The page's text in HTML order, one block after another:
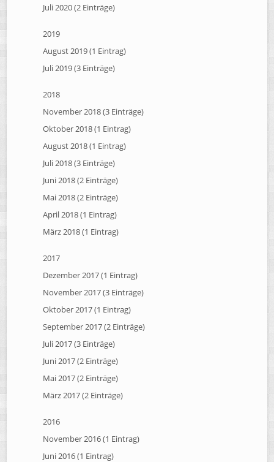
Juli 2020 (2 Einträge)
2019
August 2019 (1 Eintrag)
Juli 2019 (3 Einträge)
2018
November 2018 (3 Einträge)
Oktober 2018 (1 Eintrag)
August 2018 (1 Eintrag)
Juli 2018 (3 Einträge)
Juni 2018 (2 Einträge)
Mai 2018 (2 Einträge)
April 2018 (1 Eintrag)
März 2018 (1 Eintrag)
2017
Dezember 2017 (1 Eintrag)
November 2017 (3 Einträge)
Oktober 2017 (1 Eintrag)
September 2017 (2 Einträge)
Juli 2017 (3 Einträge)
Juni 2017 (2 Einträge)
Mai 2017 (2 Einträge)
März 2017 (2 Einträge)
2016
November 2016 (1 Eintrag)
Juni 2016 (1 Eintrag)